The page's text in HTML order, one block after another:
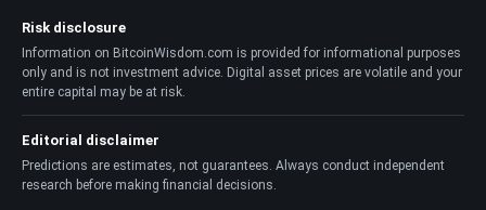
Risk disclosure
Information on BitcoinWisdom.com is provided for informational purposes
only and is not investment advice. Digital asset prices are volatile and your
entire capital may be at risk.
Editorial disclaimer
Predictions are estimates, not guarantees. Always conduct independent
research before making financial decisions.